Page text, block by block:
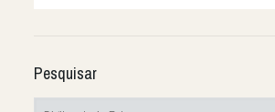
Pesquisar